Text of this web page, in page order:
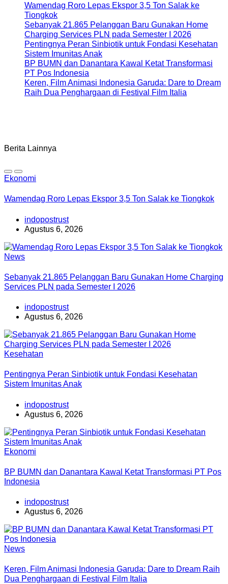
Wamendag Roro Lepas Ekspor 3,5 Ton Salak ke
Tiongkok
Sebanyak 21.865 Pelanggan Baru Gunakan Home
Charging Services PLN pada Semester I 2026
Pentingnya Peran Sinbiotik untuk Fondasi Kesehatan
Sistem Imunitas Anak
BP BUMN dan Danantara Kawal Ketat Transformasi
PT Pos Indonesia
Keren, Film Animasi Indonesia Garuda: Dare to Dream
Raih Dua Penghargaan di Festival Film Italia
Berita Lainnya
Ekonomi
Wamendag Roro Lepas Ekspor 3,5 Ton Salak ke Tiongkok
indopostrust
Agustus 6, 2026
News
Sebanyak 21.865 Pelanggan Baru Gunakan Home Charging
Services PLN pada Semester I 2026
indopostrust
Agustus 6, 2026
Kesehatan
Pentingnya Peran Sinbiotik untuk Fondasi Kesehatan
Sistem Imunitas Anak
indopostrust
Agustus 6, 2026
Ekonomi
BP BUMN dan Danantara Kawal Ketat Transformasi PT Pos
Indonesia
indopostrust
Agustus 6, 2026
News
Keren, Film Animasi Indonesia Garuda: Dare to Dream Raih
Dua Penghargaan di Festival Film Italia